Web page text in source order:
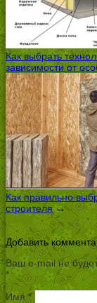
Как выбрать
зависимости от
Как правильно
строителя→
Добавить
Ваш e-mail не
*
Имя*